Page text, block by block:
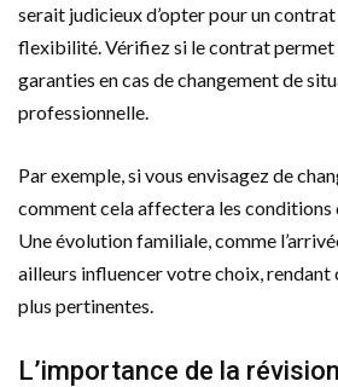
serait judicieux d’opter pour un
flexibilité. Vérifiez si le contrat permet
garanties en cas de changement de
professionnelle.
Par exemple, si vous envisagez de
comment cela affectera les conditions
Une évolution familiale, comme
ailleurs influencer votre choix, rendant
plus pertinentes.
L’importance de la